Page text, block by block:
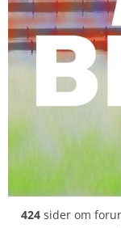
424 sider om